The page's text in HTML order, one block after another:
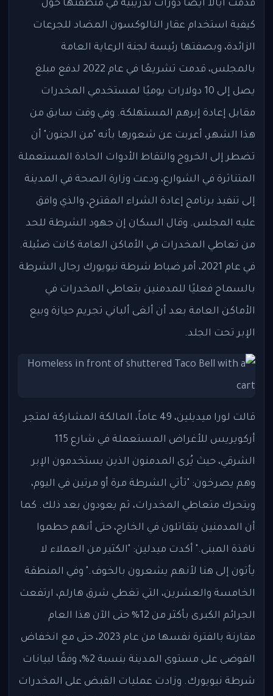
قدمت أيالا أيضًا دورات تدريبية في منطقتها حول
كيفية استخدام عقار النالوكسون المضاد للجرعات
الزائدة، وبصفتها رئيسة لجنة الرعاية العامة
بالمجلس، قدمت تشريعًا في عام 2022 لدفع مبلغ
يصل إلى 10 دولارات يوميًا لمستخدمي المخدرات
مقابل إعادة إبرهم المستهلكة. وفي وقت سابق من
هذا الشهر، أعربت عن شعورها بأنه "من الجنون" أن
تضطر إلى الخروج والتقاط الأدوات الحادة المستعملة
المتناثرة في الشوارع، ودعت وزارة الصحة في المدينة
إلى تنفيذ برنامج إعادة الشراء المقترح، والذي وافق
عليه المجلس. وقال السكان إن جهود الشرطة للحد
من تعاطي المخدرات في الأماكن العامة كانت ضئيلة.
في عام 2021، أمر ضباط شرطة نيويورك رجال الشرطة
بالسماح فعليًا للمدمنين بتعاطي المخدرات في
الأماكن العامة بعد أن ألغى ألباني تجريم حيازة وبيع
الإبر تحت الجلد.
قالت لورا ميديلين، 49 عاماً، المالكة المشاركة لمتجر
أركويريس للأغراض المستعملة في شارع 115
الشرقي، حيث يُرى المدمنون الذين يستخدمون الإبر
وهم يصرخون: "تأتي الشرطة مرة أو مرتين في اليوم،
ويتحرك متعاطي المخدرات، ثم يعودون بعد ذلك. كما
أن المدمنين يتقاتلون في الخارج، حتى أنهم حطموا
نافذة المبنى." أكدت ميدلين: "الكثير من العملاء لا
يأتون إلى هنا لأنهم يشعرون بالخوف." وفي المنطقة
الخامسة والعشرين، التي تغطي شرق هارلم، ارتفعت
الجرائم الكبرى بأكثر من 12% حتى الآن هذا العام
مقارنة بالفترة نفسها من عام 2023، حتى مع انخفاض
الفوضى على مستوى المدينة بنسبة 2%، وفقًا لبيانات
شرطة نيويورك. وزادت عمليات القبض على المخدرات